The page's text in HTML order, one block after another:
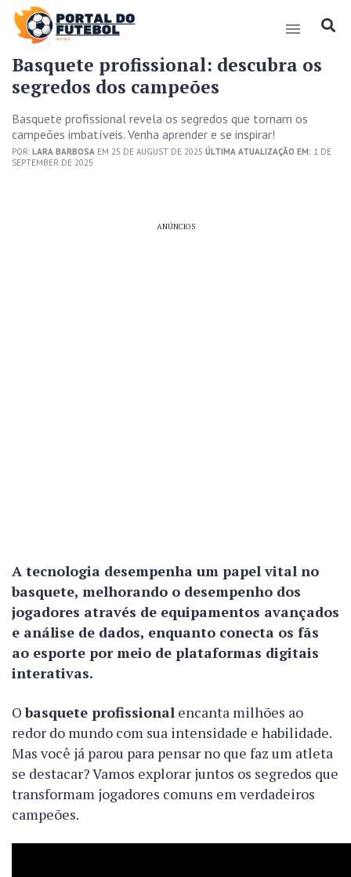
Basquete profissional: descubra os
segredos dos campeões
Basquete profissional revela os segredos que tornam os
campeões imbatíveis. Venha aprender e se inspirar!
POR: LARA BARBOSA EM 25 DE AUGUST DE 2025 ÚLTIMA ATUALIZAÇÃO EM: 1 DE
SEPTEMBER DE 2025
ANÚNCIOS
A tecnologia desempenha um papel vital no
basquete, melhorando o desempenho dos
jogadores através de equipamentos avançados
e análise de dados, enquanto conecta os fãs
ao esporte por meio de plataformas digitais
interativas.
Obasquete profissional encanta milhões ao
redor do mundo com sua intensidade e habilidade.
Mas você já parou para pensar no que faz um atleta
se destacar? Vamos explorar juntos os segredos que
transformam jogadores comuns em verdadeiros
campeões.